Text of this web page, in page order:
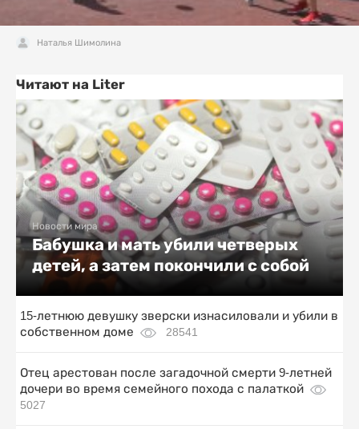
Наталья Шимолина
Читают на Liter
Новости мира
Бабушка и мать убили четверых
детей, а затем покончили с собой
15-летнюю девушку зверски изнасиловали и убили в
собственном доме
28541
Отец арестован после загадочной смерти 9-летней
дочери во время семейного похода с палаткой
5027